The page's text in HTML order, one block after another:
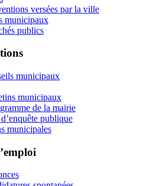
versées par la ville
municipaux
publics
municipaux
municipaux
de la mairie
publique
municipales